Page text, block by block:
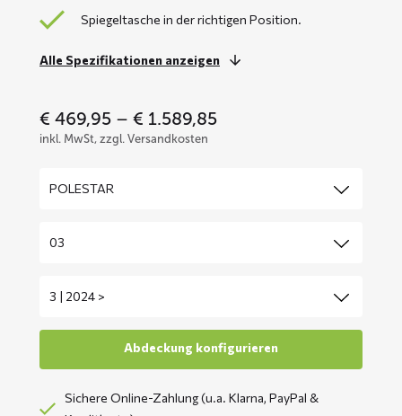
Spiegeltasche in der richtigen Position.
Alle Spezifikationen anzeigen
€ 469,95 – € 1.589,85Price
inkl. MwSt, zzgl. Versandkosten
Sichere Online-Zahlung (u.a. Klarna, PayPal &